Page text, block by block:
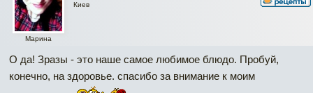
Марина
Киев
О да! Зразы - это наше самое любимое блюдо. Пробуй,
конечно, на здоровье. спасибо за внимание к моим